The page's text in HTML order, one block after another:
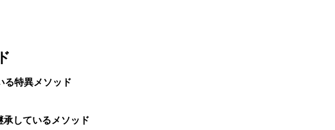
特異メソッド
しているメソッド